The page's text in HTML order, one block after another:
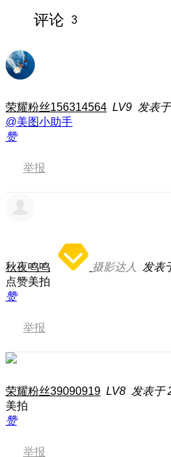
评论 3
荣耀粉丝156314564 LV9 发表
@美图小助手
赞
举报
秋夜鸣鸣 摄影达人 发表
点赞美拍
赞
举报
荣耀粉丝39090919 LV8 发表于
美拍
赞
举报